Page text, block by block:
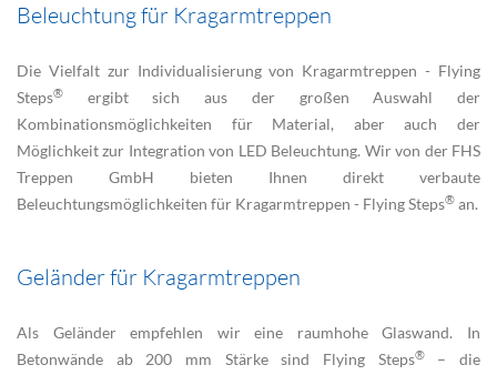
Beleuchtung für Kragarmtreppen
Die Vielfalt zur Individualisierung von Kragarmtreppen - Flying
Steps®
ergibt sich aus der großen Auswahl der
Kombinationsmöglichkeiten für Material, aber auch der
Möglichkeit zur Integration von LED Beleuchtung. Wir von der FHS
Treppen GmbH bieten Ihnen direkt verbaute
Beleuchtungsmöglichkeiten für Kragarmtreppen - Flying Steps® an.
Geländer für Kragarmtreppen
Als Geländer empfehlen wir eine raumhohe Glaswand. In
Betonwände ab 200 mm Stärke sind Flying Steps®– die